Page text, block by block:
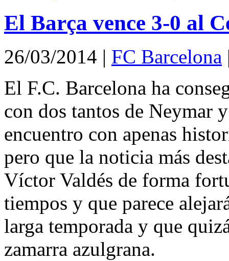
El Barça vence 3-0 al
26/03/2014 | FC Barcelona
El F.C. Barcelona ha
con dos tantos de Neymar
encuentro con apenas
pero que la noticia más
Víctor Valdés de forma
tiempos y que parece
larga temporada y que
zamarra azulgrana.